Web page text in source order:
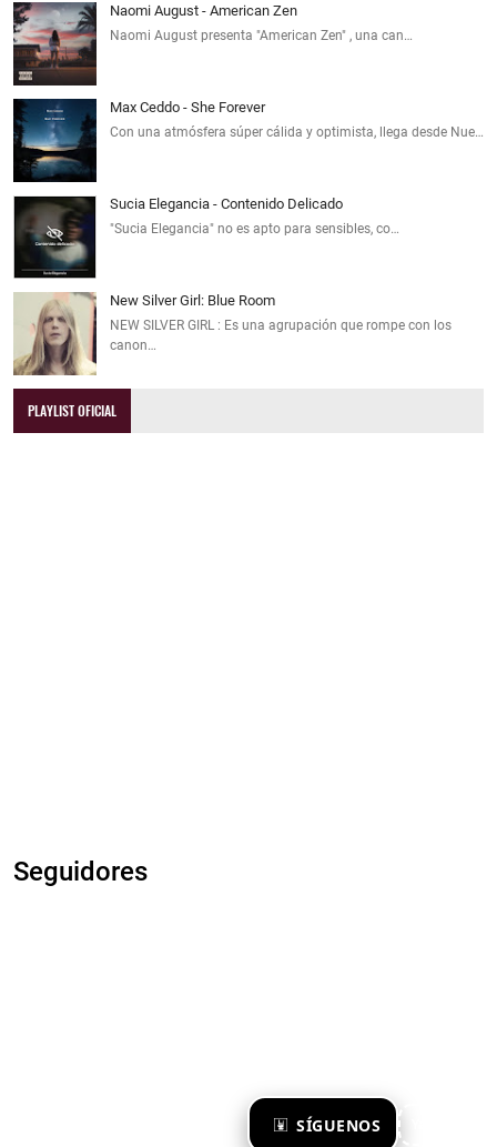
SÍGUENOS
Naomi August - American Zen
Naomi August presenta "American Zen" , una can…
Max Ceddo - She Forever
Con una atmósfera súper cálida y optimista, llega desde Nue…
Sucia Elegancia - Contenido Delicado
"Sucia Elegancia" no es apto para sensibles, co…
New Silver Girl: Blue Room
NEW SILVER GIRL : Es una agrupación que rompe con los
canon…
PLAYLIST OFICIAL
Seguidores